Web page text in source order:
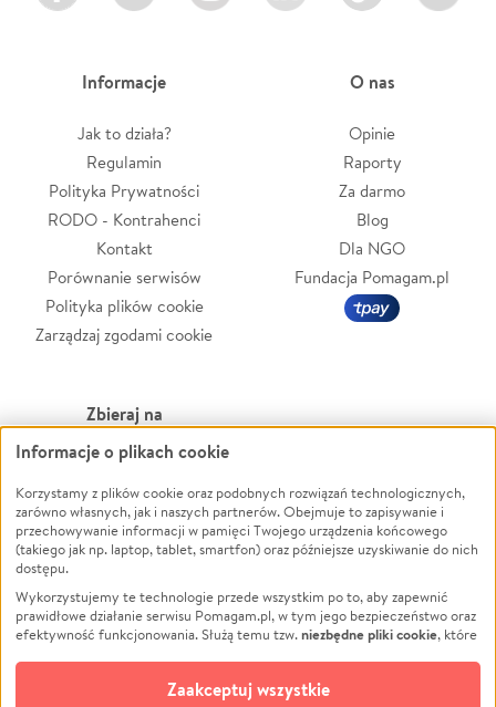
Informacje
Jak to działa?
Regulamin
Polityka Prywatności
RODO - Kontrahenci
Kontakt
Porównanie serwisów
Polityka plików cookie
Zarządzaj zgodami cookie
O nas
Opinie
Raporty
Za darmo
Blog
Dla NGO
Fundacja Pomagam.pl
Zbieraj na
Leczenie
Zwierzęta
Pożar
Ukraina
Pomoc Finansowa
Projekty
Pogrzeb
Społeczność lokalna
Powódź
Wichura
NGO
Edukacja
Podróż
Impreza
Ochrona środowiska
Informacje o plikach cookie
Korzystamy z plików cookie oraz podobnych rozwiązań technologicznych,
zarówno własnych, jak i naszych partnerów. Obejmuje to zapisywanie i
przechowywanie informacji w pamięci Twojego urządzenia końcowego
(takiego jak np. laptop, tablet, smartfon) oraz późniejsze uzyskiwanie do nich
dostępu.
Wykorzystujemy te technologie przede wszystkim po to, aby zapewnić
prawidłowe działanie serwisu Pomagam.pl, w tym jego bezpieczeństwo oraz
efektywność funkcjonowania. Służą temu tzw.niezbędne pliki cookie, które
opcjonalnych plików cookie
technologii do celów analitycznych i retargetingowych. Możesz wyrazić
Zaakceptuj wszystkie